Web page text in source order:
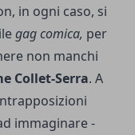
in ogni caso, si
gag comica, per
non manchi
Collet-Serra. A
immaginare -